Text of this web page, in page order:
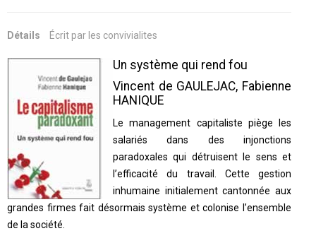
Détails Écrit par les convivialites
Un système qui rend fou
Vincent de GAULEJAC, Fabienne
HANIQUE
Le management capitaliste piège les
salariés dans des injonctions
paradoxales qui détruisent le sens et
l’efficacité du travail. Cette gestion
inhumaine initialement cantonnée aux
grandes firmes fait désormais système et colonise l’ensemble
de la société.